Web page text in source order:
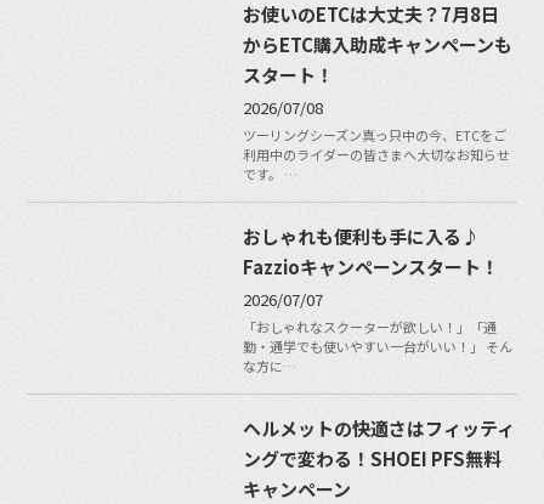
お使いのETCは大丈夫？7月8日
からETC購入助成キャンペーンも
スタート！
2026/07/08
ツーリングシーズン真っ只中の今、ETCをご
利用中のライダーの皆さまへ大切なお知らせ
です。 …
おしゃれも便利も手に入る♪
Fazzioキャンペーンスタート！
2026/07/07
「おしゃれなスクーターが欲しい！」「通
勤・通学でも使いやすい一台がいい！」 そん
な方に…
ヘルメットの快適さはフィッティ
ングで変わる！SHOEI PFS無料
キャンペーン